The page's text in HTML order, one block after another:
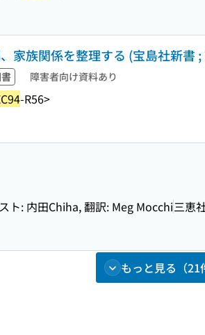
家族関係を整理する (宝島社新書 ;
障害者向け資料あり
-R56>
ト: 内田Chiha, 翻訳: Meg Mocchi三恵
もっと見る（21